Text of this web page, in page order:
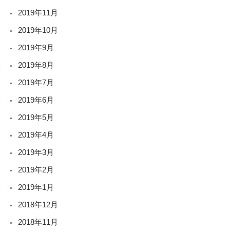
2019年11月
2019年10月
2019年9月
2019年8月
2019年7月
2019年6月
2019年5月
2019年4月
2019年3月
2019年2月
2019年1月
2018年12月
2018年11月